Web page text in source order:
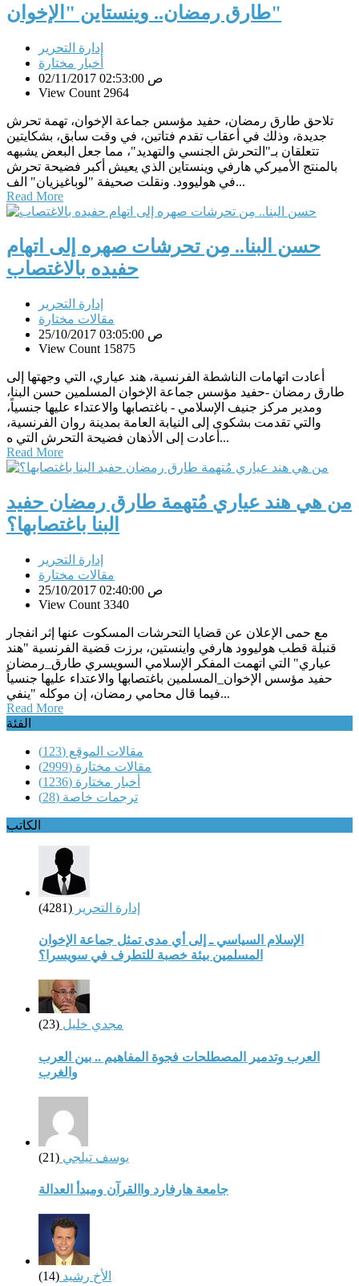
طارق رمضان.. وينستاين "الإخوان"
إدارة التحرير
أخبار مختارة
02/11/2017 02:53:00 ص
View Count 2964
تلاحق طارق رمضان، حفيد مؤسس جماعة الإخوان، تهمة تحرش
جديدة، وذلك في أعقاب تقدم فتاتين، في وقت سابق، بشكايتين
تتعلقان بـ"التحرش الجنسي والتهديد"، مما جعل البعض يشبهه
بالمنتج الأميركي هارفي وينستاين الذي يعيش أكبر فضيحة تحرش
في هوليوود. ونقلت صحيفة "لوباغيزيان" الف...
Read More
حسن البنا.. مِن تحرشات صهره إلى اتهام
حفيده بالاغتصاب
إدارة التحرير
مقالات مختارة
25/10/2017 03:05:00 ص
View Count 15875
أعادت اتهامات الناشطة الفرنسية، هند عياري، التي وجهتها إلى
طارق رمضان -حفيد مؤسس جماعة الإخوان المسلمين حسن البنا،
ومدير مركز جنيف الإسلامي - باغتصابها والاعتداء عليها جنسياً،
والتي تقدمت بشكوى إلى النيابة العامة بمدينة روان الفرنسية،
أعادت إلى الأذهان فضيحة التحرش التي ه...
Read More
من هي هند عياري مُتهمة طارق رمضان حفيد
البنا باغتصابها؟
إدارة التحرير
مقالات مختارة
25/10/2017 02:40:00 ص
View Count 3340
مع حمى الإعلان عن قضايا التحرشات المسكوت عنها إثر انفجار
قنبلة قطب هوليوود هارفي واينستين، برزت قضية الفرنسية "هند
عياري" التي اتهمت المفكر الإسلامي السويسري طارق_رمضان
حفيد مؤسس الإخوان_المسلمين باغتصابها والاعتداء عليها جنسياً
فيما قال محامي رمضان، إن موكله "ينفي...
Read More
الفئة
مقالات الموقع (123)
مقالات مختارة (2999)
أخبار مختارة (1236)
ترجمات خاصة (28)
الكاتب
إدارة التحرير (4281)
الإسلام السياسي ـ إلى أي مدى تمثل جماعة الإخوان
المسلمين بيئة خصبة للتطرف في سويسرا؟
مجدي خليل (23)
العرب وتدمير المصطلحات فجوة المفاهيم .. بين العرب
والغرب
يوسف تيلجي (21)
جامعة هارفارد واالقرآن ومبدأ العدالة
الأخ رشيد (14)